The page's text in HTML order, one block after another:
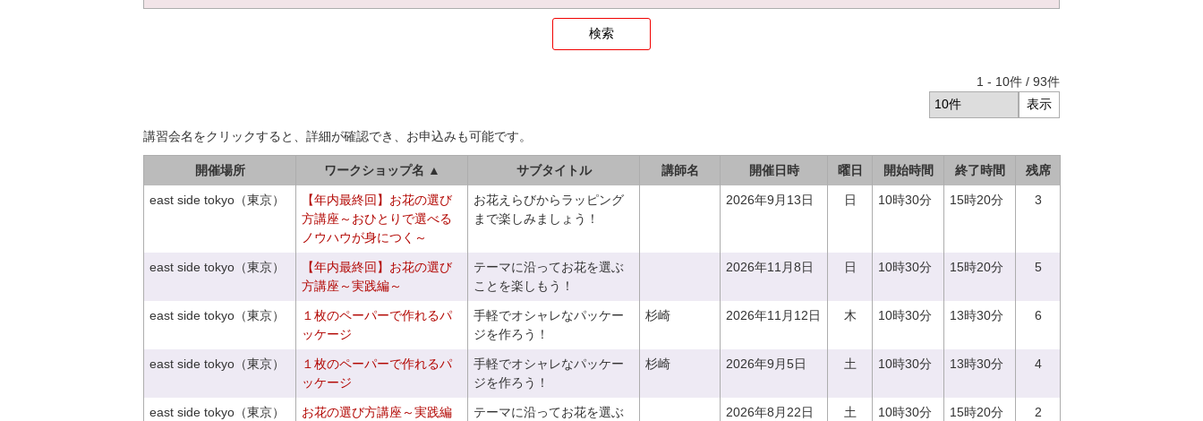
1 - 10件 / 93件
講習会名をクリックすると、詳細が確認でき、お申込みも可能です。
開催場所 ワークショップ名 ▲ サブタイトル 講師名 開催日時 曜日 開始時間 終了時間 残席
east side tokyo（東京）
【年内最終回】お花の選び
方講座～おひとりで選べる
ノウハウが身につく～
お花えらびからラッピング
まで楽しみましょう！
2026年9月13日 日 10時30分 15時20分 3
east side tokyo（東京）
【年内最終回】お花の選び
方講座～実践編～
テーマに沿ってお花を選ぶ
ことを楽しもう！
2026年11月8日 日 10時30分 15時20分 5
east side tokyo（東京）
１枚のペーパーで作れるパ
ッケージ
手軽でオシャレなパッケー
ジを作ろう！
杉崎 2026年11月12日 木 10時30分 13時30分 6
east side tokyo（東京）
１枚のペーパーで作れるパ
ッケージ
手軽でオシャレなパッケー
ジを作ろう！
杉崎 2026年9月5日 土 10時30分 13時30分 4
east side tokyo（東京）
お花の選び方講座～実践編
テーマに沿ってお花を選ぶ
2026年8月22日 土 10時30分 15時20分 2